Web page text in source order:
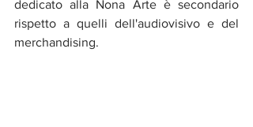
dedicato alla Nona Arte è secondario
rispetto a quelli dell'audiovisivo e del
merchandising.